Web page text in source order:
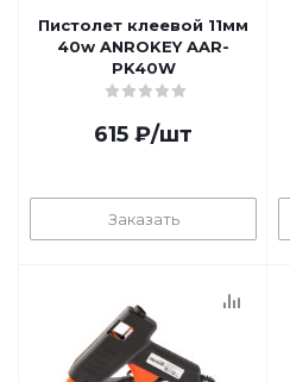
Пистолет клеевой 11мм
40w ANROKEY AAR-
PK40W
615 ₽/шт
Заказать